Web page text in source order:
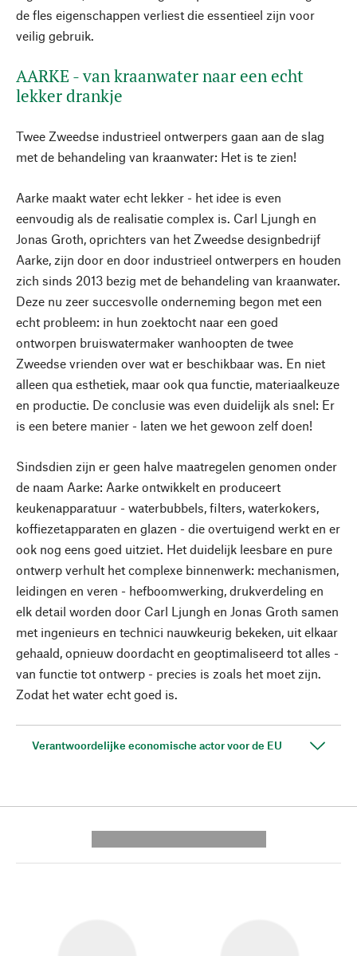
de fles eigenschappen verliest die essentieel zijn voor
veilig gebruik.
AARKE - van kraanwater naar een echt
lekker drankje
Twee Zweedse industrieel ontwerpers gaan aan de slag
met de behandeling van kraanwater: Het is te zien!
Aarke maakt water echt lekker - het idee is even
eenvoudig als de realisatie complex is. Carl Ljungh en
Jonas Groth, oprichters van het Zweedse designbedrijf
Aarke, zijn door en door industrieel ontwerpers en houden
zich sinds 2013 bezig met de behandeling van kraanwater.
Deze nu zeer succesvolle onderneming begon met een
echt probleem: in hun zoektocht naar een goed
ontworpen bruiswatermaker wanhoopten de twee
Zweedse vrienden over wat er beschikbaar was. En niet
alleen qua esthetiek, maar ook qua functie, materiaalkeuze
en productie. De conclusie was even duidelijk als snel: Er
is een betere manier - laten we het gewoon zelf doen!
Sindsdien zijn er geen halve maatregelen genomen onder
de naam Aarke: Aarke ontwikkelt en produceert
keukenapparatuur - waterbubbels, filters, waterkokers,
koffiezetapparaten en glazen - die overtuigend werkt en er
ook nog eens goed uitziet. Het duidelijk leesbare en pure
ontwerp verhult het complexe binnenwerk: mechanismen,
leidingen en veren - hefboomwerking, drukverdeling en
elk detail worden door Carl Ljungh en Jonas Groth samen
met ingenieurs en technici nauwkeurig bekeken, uit elkaar
gehaald, opnieuw doordacht en geoptimaliseerd tot alles -
van functie tot ontwerp - precies is zoals het moet zijn.
Zodat het water echt goed is.
Verantwoordelijke economische actor voor de EU